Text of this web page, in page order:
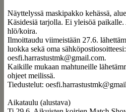
Näyttelyssä maskipakko kehässä,
Käsidesiä tarjolla. Ei yleisöä paikalle.
hlö/koira.
Ilmoittaudu viimeistään 27.6.
luokka sekä oma sähköpostiosoitteesi:
oesfi.harrastustmk@gmail.com.
Kaikille mukaan mahtuneille
ohjeet meilissä.
Tiedustelut:
Aikataulu (alustava)